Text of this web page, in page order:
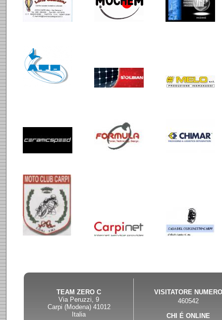
VISITATORE NUMERO
460542
CHI É ONLINE
TEAM ZERO C
Via Peruzzi, 9
Carpi (Modena) 41012
Italia